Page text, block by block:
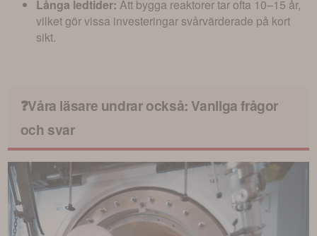
Långa ledtider: Att bygga reaktorer tar ofta 10–15 år,
vilket gör vissa investeringar svårvärderade på kort
sikt.
❓Våra läsare undrar också: Vanliga frågor
och svar